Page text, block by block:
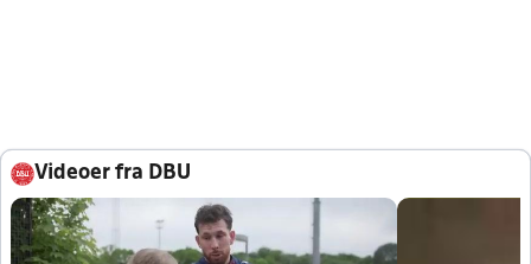
Videoer fra DBU